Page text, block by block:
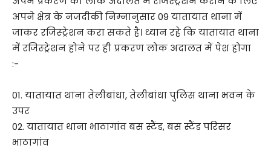
अपने क्षेत्र के नजदीकी निम्नानुसार 09 यातायात थाना में
जाकर रजिस्ट्रेशन करा सकते है। ध्यान रहे कि यातायात थाना
में रजिस्ट्रेशन होने पर ही प्रकरण लोक अदालत में पेश होगा
:-
01. यातायात थाना तेलीबांधा, तेलीबांधा पुलिस थाना भवन के
उपर
02. यातायात थाना भाठागांव बस स्टैंड, बस स्टैंड परिसर
भाठागांव